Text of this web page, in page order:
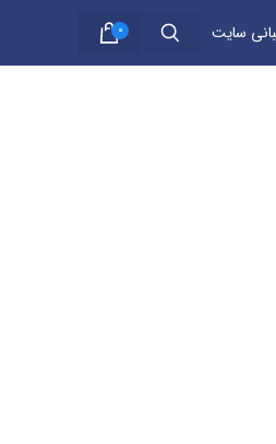
سایت 0